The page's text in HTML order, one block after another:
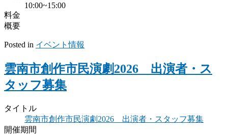
10:00~15:00
料金
概要
Posted in イベント情報
雲南市創作市民演劇2026 出演者・ス
タッフ募集
タイトル
雲南市創作市民演劇2026 出演者・スタッフ募集
開催期間